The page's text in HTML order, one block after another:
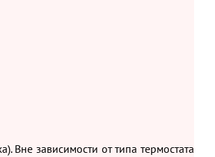
Вне зависимости от типа термостата